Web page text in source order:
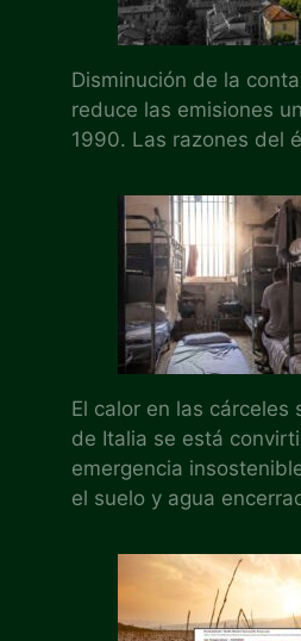
Disminución de la
reduce las emisiones
1990. Las razones del
El calor en las cárceles
de Italia se está
emergencia
el suelo y agua